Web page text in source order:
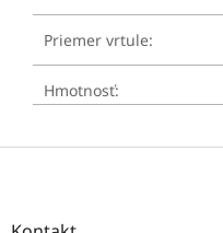
Priemer vrtule:
Hmotnosť:
Z